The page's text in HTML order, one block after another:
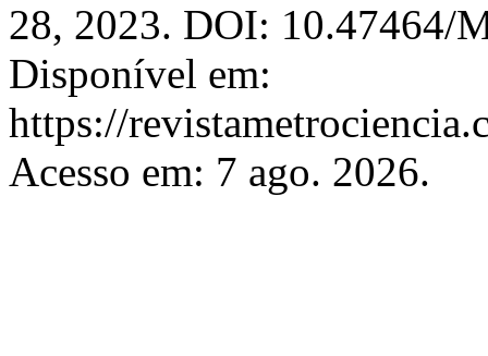
28, 2023. DOI: 10.47464/
Disponível em:
https://
Acesso em: 7 ago. 2026.